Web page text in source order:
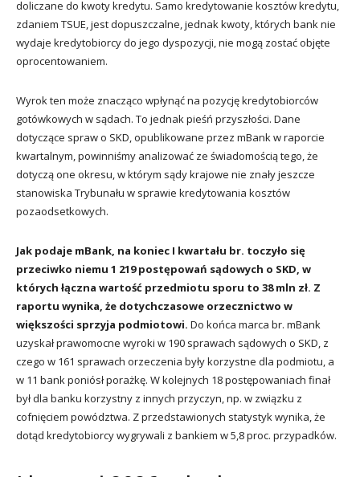
doliczane do kwoty kredytu. Samo kredytowanie kosztów kredytu,
zdaniem TSUE, jest dopuszczalne, jednak kwoty, których bank nie
wydaje kredytobiorcy do jego dyspozycji, nie mogą zostać objęte
oprocentowaniem.
Wyrok ten może znacząco wpłynąć na pozycję kredytobiorców
gotówkowych w sądach. To jednak pieśń przyszłości. Dane
dotyczące spraw o SKD, opublikowane przez mBank w raporcie
kwartalnym, powinniśmy analizować ze świadomością tego, że
dotyczą one okresu, w którym sądy krajowe nie znały jeszcze
stanowiska Trybunału w sprawie kredytowania kosztów
pozaodsetkowych.
Jak podaje mBank, na koniec I kwartału br. toczyło się
przeciwko niemu 1 219 postępowań sądowych o SKD, w
których łączna wartość przedmiotu sporu to 38 mln zł. Z
raportu wynika, że dotychczasowe orzecznictwo w
większości sprzyja podmiotowi. Do końca marca br. mBank
uzyskał prawomocne wyroki w 190 sprawach sądowych o SKD, z
czego w 161 sprawach orzeczenia były korzystne dla podmiotu, a
w 11 bank poniósł porażkę. W kolejnych 18 postępowaniach finał
był dla banku korzystny z innych przyczyn, np. w związku z
cofnięciem powództwa. Z przedstawionych statystyk wynika, że
dotąd kredytobiorcy wygrywali z bankiem w 5,8 proc. przypadków.